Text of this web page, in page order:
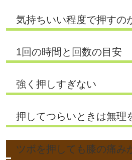
気持ちいい程度で押すの
1回の時間と回数の目安
強く押しすぎない
押してつらいときは無理
ツボを押しても膝の痛み